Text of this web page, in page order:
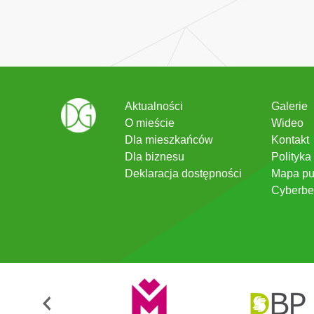
Aktualności
O mieście
Dla mieszkańców
Dla biznesu
Deklaracja dostępności
Galerie
Wideo
Kontakt
Mapa